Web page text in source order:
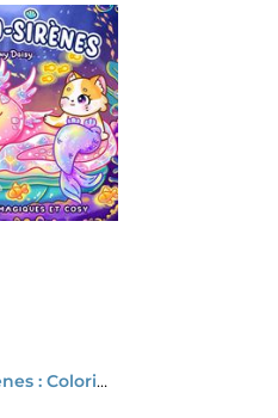
Miaou-sirenes : Coloriages Magiques Et Cosy